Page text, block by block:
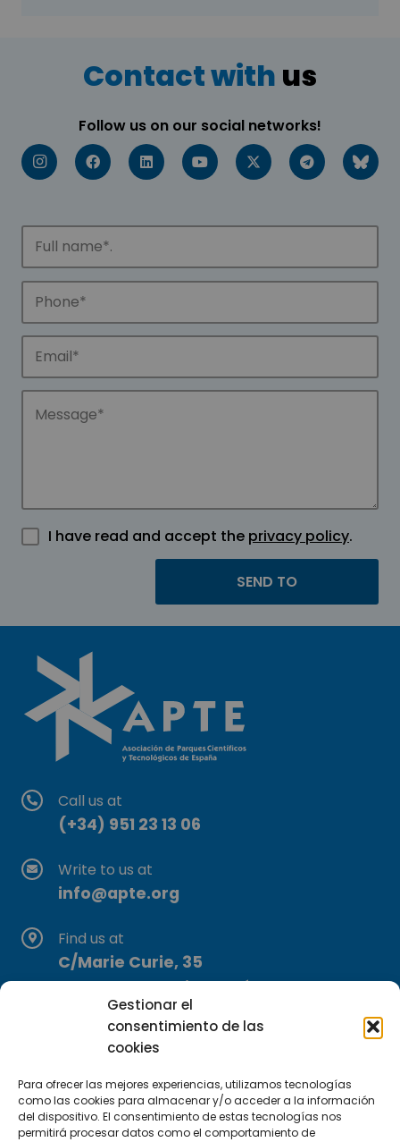
Gestionar el
consentimiento de las
cookies
Para ofrecer las mejores experiencias, utilizamos tecnologías
como las cookies para almacenar y/o acceder a la información
del dispositivo. El consentimiento de estas tecnologías nos
permitirá procesar datos como el comportamiento de
Contact with us
Follow us on our social networks!
I have read and accept the privacy policy.
Call us at
(+34) 951 23 13 06
Write to us at
info@apte.org
Find us at
C/Marie Curie, 35
29590 Campanillas, Málaga
Subscribe to our Newsletter